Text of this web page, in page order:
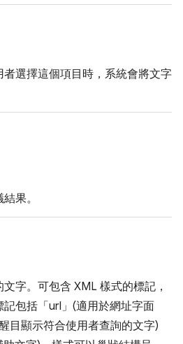
選擇這個項目時，系統會將文字
果。
字。可包含 XML 樣式的標記，
包括「url」(適用於網址字面
目顯示符合使用者查詢的文字)